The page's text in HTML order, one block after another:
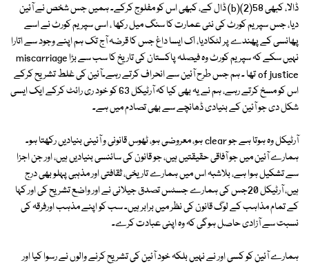
ڈالا، کبھی 58(2)(b) ڈال کے، کبھی اس کو مفلوج کرکے۔ ہمیں جس شخص نے آئین
دیا، جس سپریم کورٹ کی نئی عمارت کا سنگ میل رکھا ، اسی سپریم کورٹ نے اسے
پھانسی کے پھندے پر لٹکادیا، اک ایسا داغ جس کا قرضہ آج تک ہم اپنے وجود سے اتارا
نہیں سکے کہ سپریم کورٹ وہ فیصلہ پاکستان کی تاریخ کا سب سے بڑا miscarriage
of justice تھا ۔ ہم جس طرح آئین سے انحراف کرتے رہے۔آئین کی غلط تشریح کرکے
اس کو مسخ کرتے رہے، ہم نے یہ بھی کیا کہ آرٹیکل 63 کو خود ری رائٹ کرکے ایک ایسی
شکل دی جو آئین کے بنیادی ڈھانچے سے بھی تصادم میں ہے۔
آرٹیکل وہ ہوتا ہے جو clear ہو، معروضی ہو، ٹھوس قانونی و آئینی بنیادیں رکھتا ہو۔
ہمارے آئین میں جو آفاقی حقیقتیں ہیں، جو قانون کی سائنسی بنیادیں ہیں، اور جن اجزا
سے تشکیل ہوا ہے، بلاشبہ اس میں ہمارے تاریخی، ثقافتی اور مذہبی پہلو بھی درج
ہیں، آرٹیکل 20جس کی ہمارے جسٹس تصدق جیلانی نے اور واضع تشریح کی اور کہا
کے تمام مذاہب کے لوگ قانون کی نظر میں برابر ہیں۔ سب کو اپنے مذہب اورفرقہ کی
نسبت سے آزادی حاصل ہوگی کہ وہ اپنی عبادت کرے۔
ہمارے آئین کو کسی اور نے نہیں بلکہ خود آئین کی تشریح کرنے والوں نے رسوا کیا اور